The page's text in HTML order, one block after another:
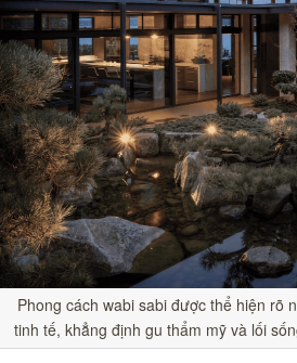
Phong cách wabi sabi được thể hiện rõ
tinh tế, khẳng định gu thẩm mỹ và lối